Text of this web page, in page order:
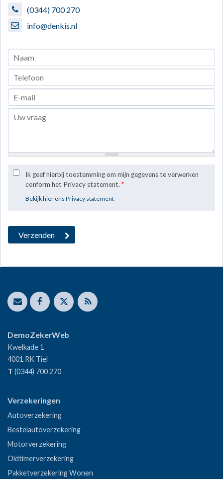
(0344) 700 270
info@denkis.nl
Ik geef hierbij toestemming om mijn gegevens te verwerken
conform het Privacy statement. *
Bekijk hier ons Privacy statement
DemoZekerWeb
Kwelkade 1
4001 RK Tiel
T (0344) 700 270
Verzekeringen
Autoverzekering
Bestelautoverzekering
Motorverzekering
Oldtimerverzekering
Pakketverzekering Wonen